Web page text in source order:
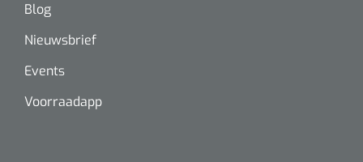
Blog
Nieuwsbrief
Events
Voorraadapp